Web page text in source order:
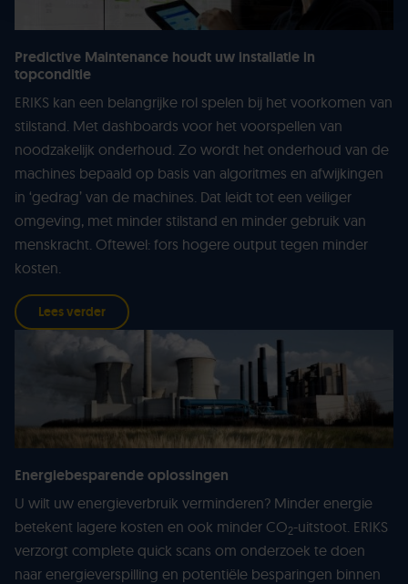
Predictive Maintenance houdt uw installatie in
topconditie
ERIKS kan een belangrijke rol spelen bij het voorkomen van
stilstand. Met dashboards voor het voorspellen van
noodzakelijk onderhoud. Zo wordt het onderhoud van de
machines bepaald op basis van algoritmes en afwijkingen
in ‘gedrag’ van de machines. Dat leidt tot een veiliger
omgeving, met minder stilstand en minder gebruik van
menskracht. Oftewel: fors hogere output tegen minder
kosten.
Lees verder
Energiebesparende oplossingen
U wilt uw energieverbruik verminderen? Minder energie
betekent lagere kosten en ook minder CO2-uitstoot. ERIKS
verzorgt complete quick scans om onderzoek te doen
naar energieverspilling en potentiële besparingen binnen